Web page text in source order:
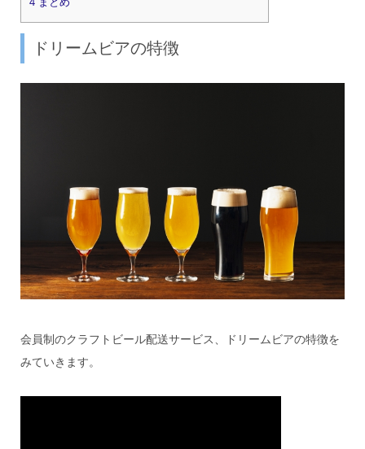
ドリームビアの特徴
会員制のクラフトビール配送サービス、ドリームビアの特徴を
みていきます。